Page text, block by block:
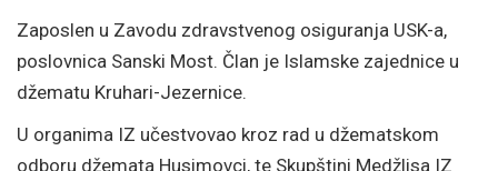
Zaposlen u Zavodu zdravstvenog osiguranja USK-a,
poslovnica Sanski Most. Član je Islamske zajednice u
džematu Kruhari-Jezernice.
U organima IZ učestvovao kroz rad u džematskom
odboru džemata Husimovci, te Skupštini Medžlisa IZ